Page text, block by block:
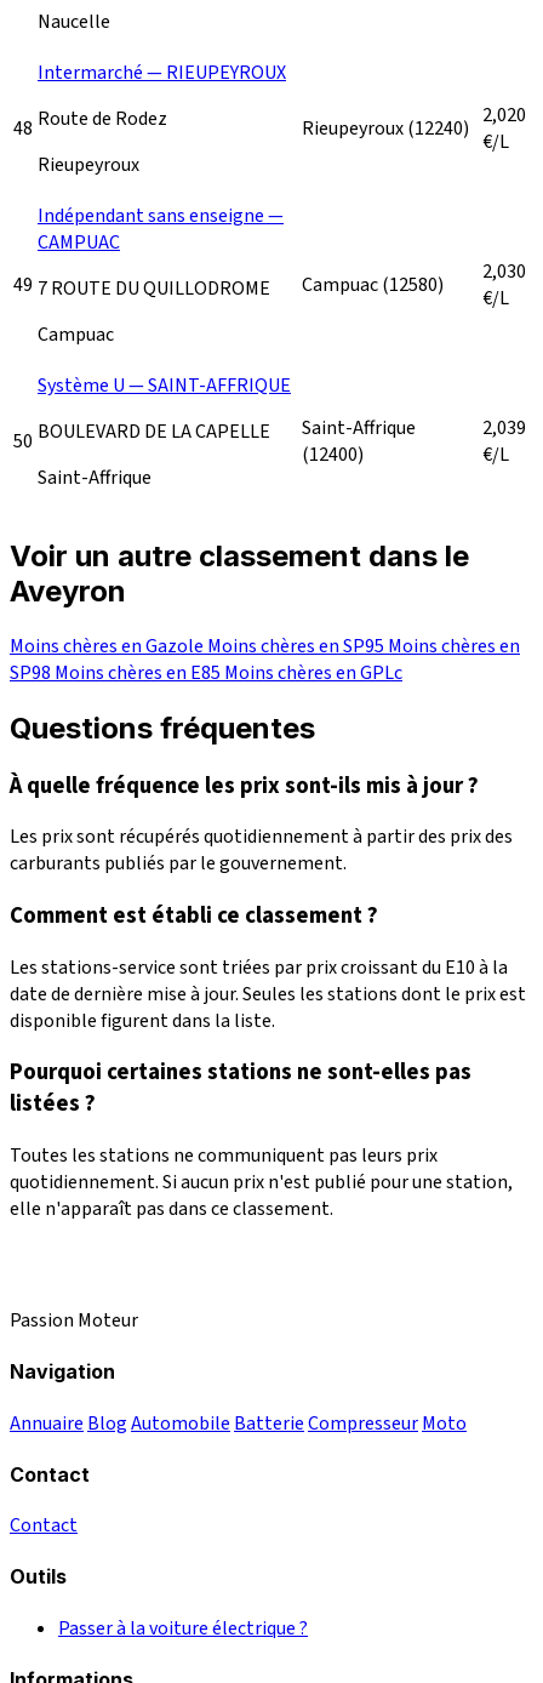
Naucelle
48
Intermarché — RIEUPEYROUX
Route de Rodez
Rieupeyroux
Rieupeyroux(12240) 2,020
€/L
49
Indépendant sans enseigne —
CAMPUAC
7 ROUTE DU QUILLODROME
Campuac
Campuac(12580)
2,030
€/L
50
Système U — SAINT-AFFRIQUE
BOULEVARD DE LA CAPELLE
Saint-Affrique
Saint-Affrique
(12400)
2,039
€/L
Voir un autre classement dans le
Aveyron
Moins chères en Gazole Moins chères en SP95 Moins chères en
SP98 Moins chères en E85 Moins chères en GPLc
Questions fréquentes
À quelle fréquence les prix sont-ils mis à jour ?
Les prix sont récupérés quotidiennement à partir des prix des
carburants publiés par le gouvernement.
Comment est établi ce classement ?
Les stations-service sont triées par prix croissant du E10 à la
date de dernière mise à jour. Seules les stations dont le prix est
disponible figurent dans la liste.
Pourquoi certaines stations ne sont-elles pas
listées ?
Toutes les stations ne communiquent pas leurs prix
quotidiennement. Si aucun prix n'est publié pour une station,
elle n'apparaît pas dans ce classement.
Passion Moteur
Navigation
Annuaire BlogAutomobile BatterieCompresseurMoto
Contact
Contact
Outils
Passer à la voiture électrique ?